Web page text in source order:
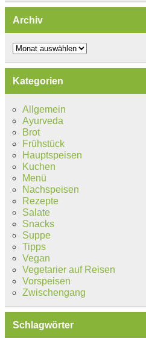
Archiv
Archiv
Kategorien
Allgemein
Ayurveda
Brot
Frühstück
Hauptspeisen
Kuchen
Menü
Nachspeisen
Rezepte
Salate
Snacks
Suppe
Tipps
Vegan
Vegetarier auf Reisen
Vorspeisen
Zwischengang
Schlagwörter